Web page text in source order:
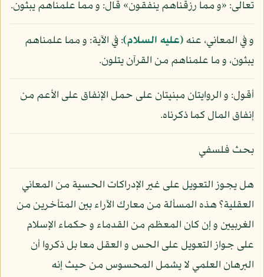
تعالى: «و مما رزقناهم ينفقون» قال: و مما علمناهم يبثون.
و في المعاني، عنه(عليه السلام): في الآية: و مما علمناهم
يبثون، و ما علمناهم من القرآن يتلون.
أقول: و الروايتان مبنيتان على حمل الإنفاق على الأعم من
إنفاق المال كما ذكرناه.
بحث فلسفي
هل يجوز التعويل على غير الإدراكات الحسية من المعاني
العقلية؟ هذه المسألة من معارك الآراء بين المتأخرين من
الغربيين و إن كان المعظم من القدماء و حكماء الإسلام
على جواز التعويل على الحس و العقل معا بل ذكروا أن
البرهان العلمي لا يشمل المحسوس من حيث إنه